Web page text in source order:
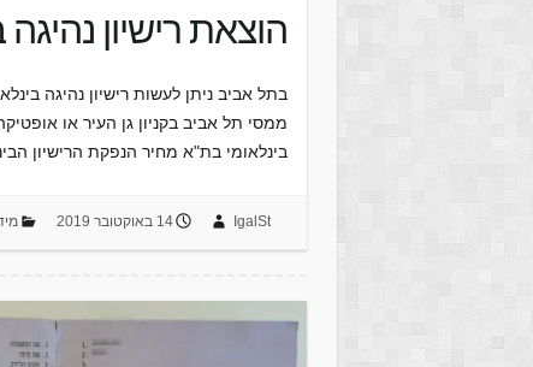
הוצאת רישיון
בתל אביב ניתן לעשות רישיון נהיגה
ממסי תל אביב בקניון גן העיר או
בינלאומי בת"א מחיר הנפקת הרישיון
IgalSt 14 באוקטובר 2019